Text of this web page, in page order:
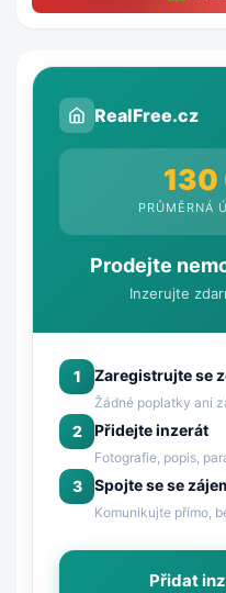
RealFree.cz
130
PRŮMĚRNÁ
Prodejte
Inzerujte
1 Zaregistrujte se
Žádné poplatky ani
2 Přidejte inzerát
Fotografie, popis,
3 Spojte se se
Komunikujte přímo,
Přidat